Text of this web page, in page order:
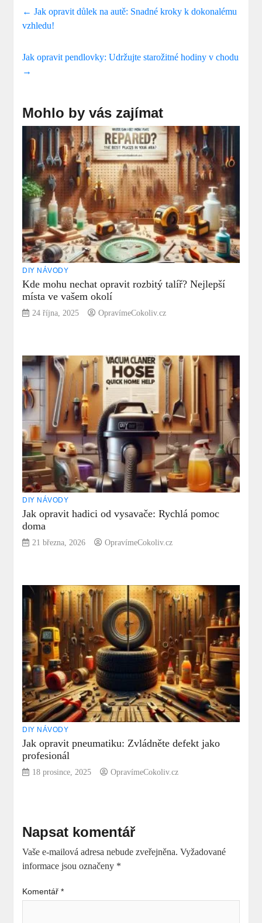
← Jak opravit důlek na autě: Snadné kroky k dokonalému
vzhledu!
Jak opravit pendlovky: Udržujte starožitné hodiny v chodu
→
Mohlo by vás zajímat
DIY NÁVODY
Kde mohu nechat opravit rozbitý talíř? Nejlepší
místa ve vašem okolí
24 října, 2025 OpravímeCokoliv.cz
DIY NÁVODY
Jak opravit hadici od vysavače: Rychlá pomoc
doma
21 března, 2026 OpravímeCokoliv.cz
DIY NÁVODY
Jak opravit pneumatiku: Zvládněte defekt jako
profesionál
18 prosince, 2025 OpravímeCokoliv.cz
Napsat komentář
Vaše e-mailová adresa nebude zveřejněna. Vyžadované
informace jsou označeny *
Komentář*